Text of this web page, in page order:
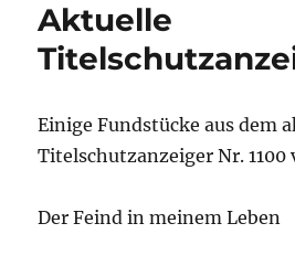
Aktuelle
Einige Fundstücke aus dem
Titelschutzanzeiger Nr. 1100
Der Feind in meinem Leben